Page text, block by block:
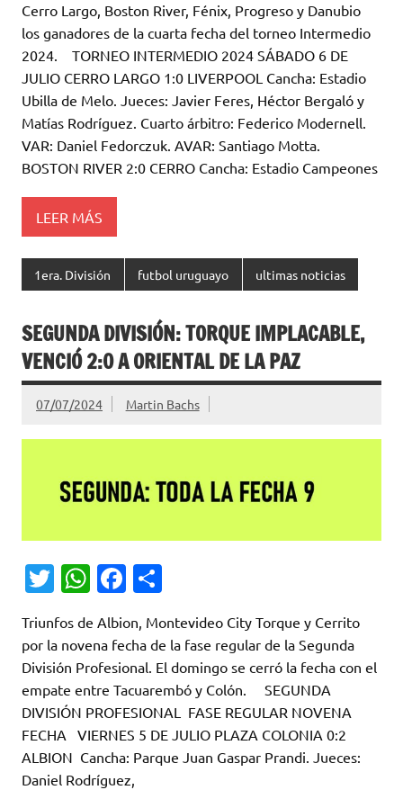
it
te
r
at
s
A
p
p
e
b
o
o
k
m
p
ar
ti
r
Cerro Largo, Boston River, Fénix, Progreso y Danubio
los ganadores de la cuarta fecha del torneo Intermedio
2024. TORNEO INTERMEDIO 2024 SÁBADO 6 DE
JULIO CERRO LARGO 1:0 LIVERPOOL Cancha: Estadio
Ubilla de Melo. Jueces: Javier Feres, Héctor Bergaló y
Matías Rodríguez. Cuarto árbitro: Federico Modernell.
VAR: Daniel Fedorczuk. AVAR: Santiago Motta.
BOSTON RIVER 2:0 CERRO Cancha: Estadio Campeones
LEER MÁS
1era. División futbol uruguayo ultimas noticias
SEGUNDA DIVISIÓN: TORQUE IMPLACABLE,
VENCIÓ 2:0 A ORIENTAL DE LA PAZ
07/07/2024 Martin Bachs
T
it
te
r
W
at
s
A
p
p
Fa
e
b
o
o
k
m
p
ar
ti
r
Triunfos de Albion, Montevideo City Torque y Cerrito
por la novena fecha de la fase regular de la Segunda
División Profesional. El domingo se cerró la fecha con el
empate entre Tacuarembó y Colón. SEGUNDA
DIVISIÓN PROFESIONAL FASE REGULAR NOVENA
FECHA VIERNES 5 DE JULIO PLAZA COLONIA 0:2
ALBION Cancha: Parque Juan Gaspar Prandi. Jueces:
Daniel Rodríguez,